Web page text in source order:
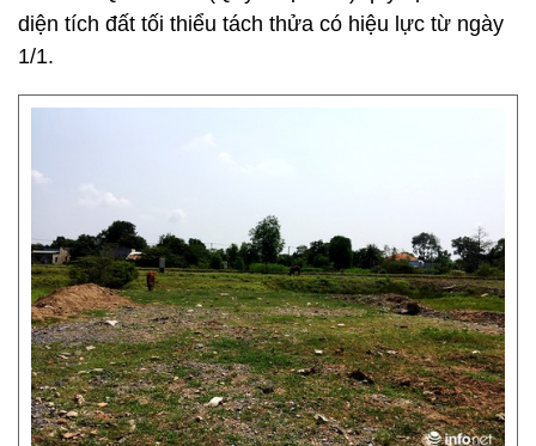
diện tích đất tối thiểu tách thửa có hiệu lực từ ngày
1/1.